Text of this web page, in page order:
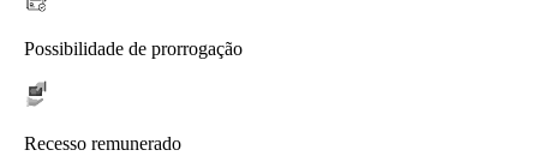
Possibilidade de prorrogação
Recesso remunerado